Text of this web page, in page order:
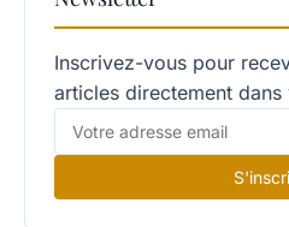
Inscrivez-vous pour
articles directement